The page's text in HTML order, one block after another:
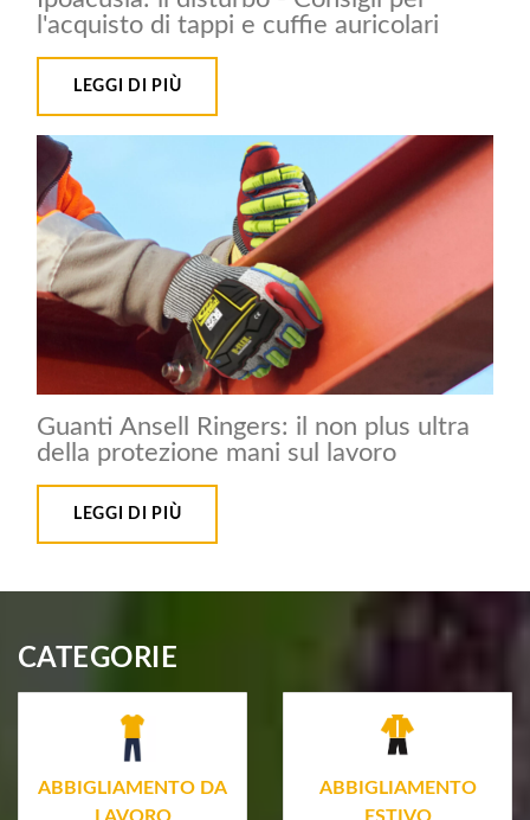
l'acquisto di tappi e cuffie auricolari
LEGGI DI PIÙ
Guanti Ansell Ringers: il non plus ultra
della protezione mani sul lavoro
LEGGI DI PIÙ
CATEGORIE
ABBIGLIAMENTO DA
ABBIGLIAMENTO